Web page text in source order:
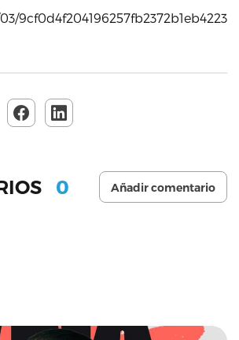
0 Añadir comentario